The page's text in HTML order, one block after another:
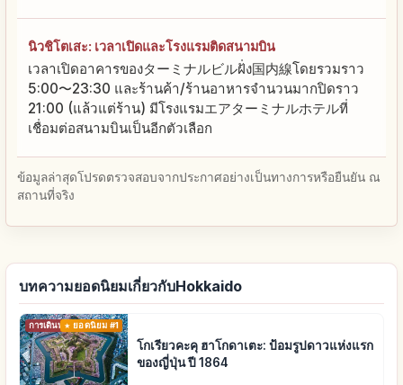
นิวชิโตเสะ: เวลาเปิดและโรงแรมติดสนามบิน
เวลาเปิดอาคารของターミナルビルฝั่ง国内線โดยรวมราว
5:00〜23:30 และร้านค้า/ร้านอาหารจำนวนมากปิดราว
21:00 (แล้วแต่ร้าน) มีโรงแรมエアターミナルホテルที่
เชื่อมต่อสนามบินเป็นอีกตัวเลือก
ข้อมูลล่าสุดโปรดตรวจสอบจากประกาศอย่างเป็นทางการหรือยืนยัน ณ
สถานที่จริง
บทความยอดนิยมเกี่ยวกับHokkaido
การเดินทาง ยอดนิยม #1
โกเรียวคะคุ ฮาโกดาเตะ: ป้อมรูปดาวแห่งแรก
ของญี่ปุ่น ปี 1864